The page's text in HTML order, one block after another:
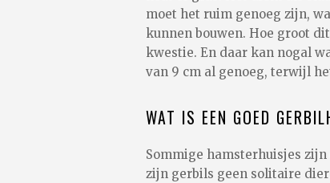
moet het ruim genoeg zijn,
kunnen bouwen. Hoe groot
kwestie. En daar kan nogal
van 9 cm al genoeg, terwijl
WAT IS EEN GOED
Sommige hamsterhuisjes
zijn gerbils geen solitaire